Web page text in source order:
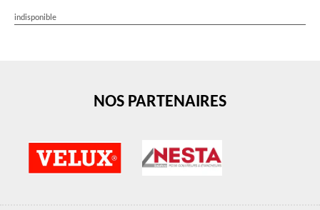
indisponible
NOS PARTENAIRES